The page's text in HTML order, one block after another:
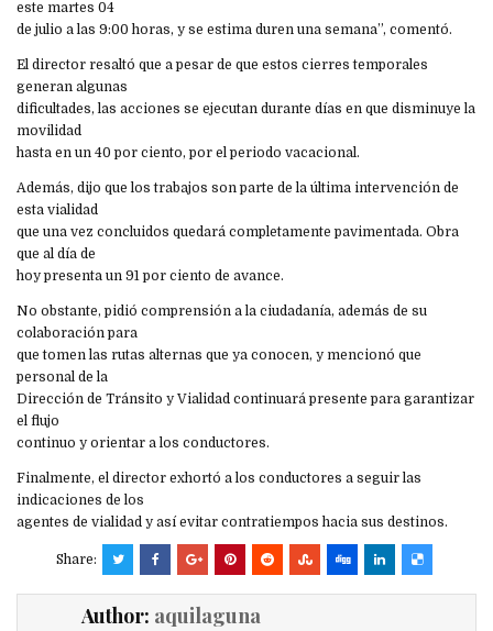
este martes 04
de julio a las 9:00 horas, y se estima duren una semana”, comentó.
El director resaltó que a pesar de que estos cierres temporales
generan algunas
dificultades, las acciones se ejecutan durante días en que disminuye la
movilidad
hasta en un 40 por ciento, por el periodo vacacional.
Además, dijo que los trabajos son parte de la última intervención de
esta vialidad
que una vez concluidos quedará completamente pavimentada. Obra
que al día de
hoy presenta un 91 por ciento de avance.
No obstante, pidió comprensión a la ciudadanía, además de su
colaboración para
que tomen las rutas alternas que ya conocen, y mencionó que
personal de la
Dirección de Tránsito y Vialidad continuará presente para garantizar
el flujo
continuo y orientar a los conductores.
Finalmente, el director exhortó a los conductores a seguir las
indicaciones de los
agentes de vialidad y así evitar contratiempos hacia sus destinos.
Share:
Author: aquilaguna